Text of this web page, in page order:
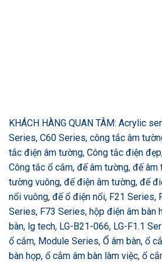
KHÁCH HÀNG QUAN TÂM: Acrylic
Series, C60 Series, công tắc âm
tắc điện âm tường, Công tắc điện
Công tắc ổ cắm, đế âm tường, đế
tường vuông, đế điện âm tường, đế
nổi vuông, đế ổ điện nổi, F21 Series,
Series, F73 Series, hộp điện âm bàn
bàn, lg tech, LG-B21-066, LG-F1.1
ổ cắm, Module Series, Ổ âm bàn, ổ
bàn họp, ổ cắm âm bàn làm việc, ổ